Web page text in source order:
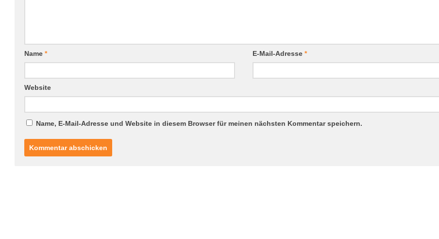
Name * E-Mail-Adresse*
Website
Name, E-Mail-Adresse und Website in diesem Browser für meinen nächsten Kommentar speichern.